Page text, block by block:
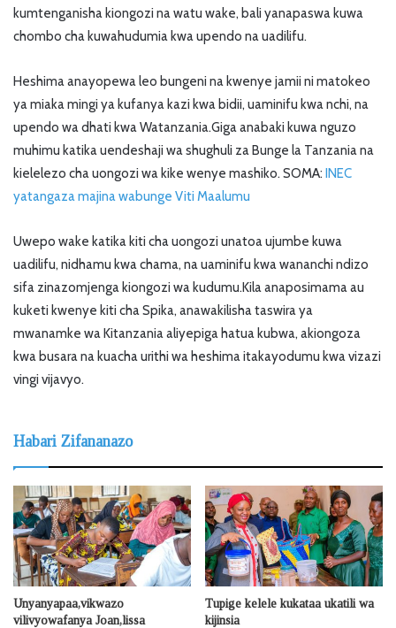
kumtenganisha kiongozi na watu wake, bali yanapaswa kuwa
chombo cha kuwahudumia kwa upendo na uadilifu.
Heshima anayopewa leo bungeni na kwenye jamii ni matokeo
ya miaka mingi ya kufanya kazi kwa bidii, uaminifu kwa nchi, na
upendo wa dhati kwa Watanzania.Giga anabaki kuwa nguzo
muhimu katika uendeshaji wa shughuli za Bunge la Tanzania na
kielelezo cha uongozi wa kike wenye mashiko. SOMA: INEC
yatangaza majina wabunge Viti Maalumu
Uwepo wake katika kiti cha uongozi unatoa ujumbe kuwa
uadilifu, nidhamu kwa chama, na uaminifu kwa wananchi ndizo
sifa zinazomjenga kiongozi wa kudumu.Kila anaposimama au
kuketi kwenye kiti cha Spika, anawakilisha taswira ya
mwanamke wa Kitanzania aliyepiga hatua kubwa, akiongoza
kwa busara na kuacha urithi wa heshima itakayodumu kwa vizazi
vingi vijavyo.
Habari Zifananazo
Unyanyapaa,vikwazo
vilivyowafanya Joan,lissa
Tupige kelele kukataa ukatili wa
kijinsia